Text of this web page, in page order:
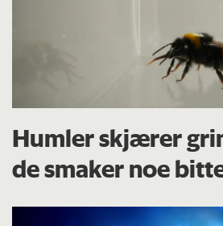
Humler skjærer
de smaker noe